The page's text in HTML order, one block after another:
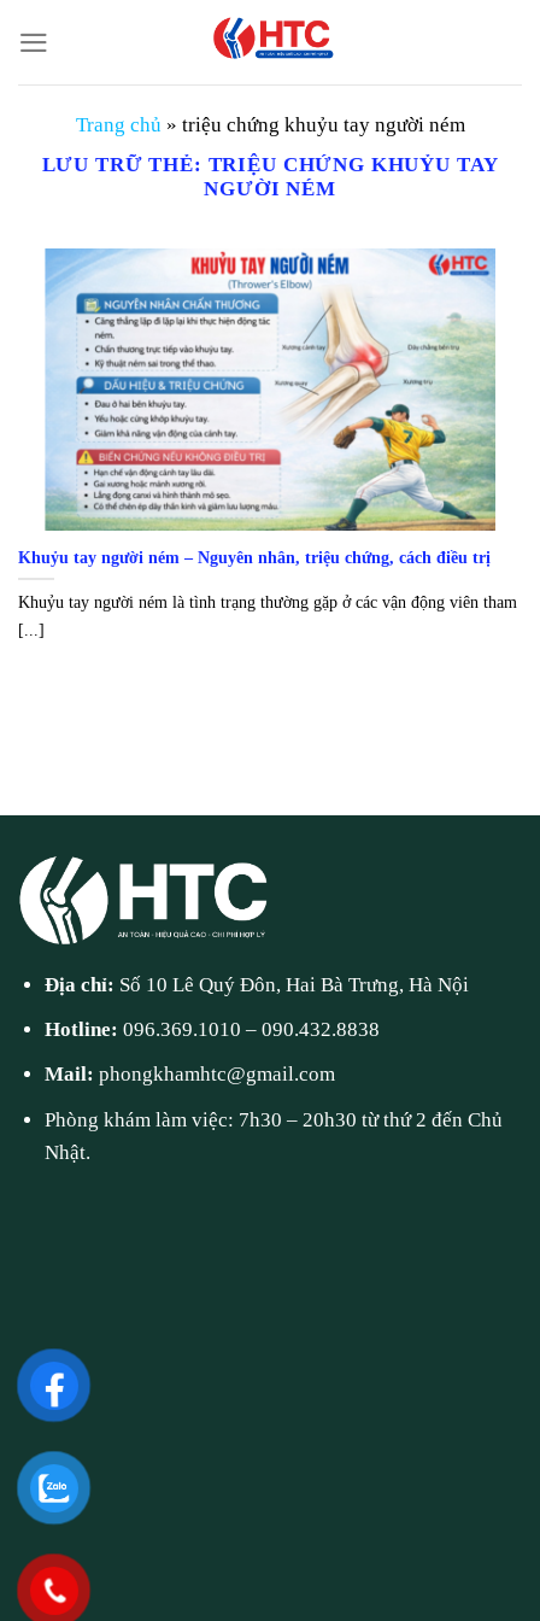
đến
nội
Trang chủ » triệu chứng khuỷu tay người ném
LƯU TRỮ THẺ: TRIỆU CHỨNG KHUỶU TAY
NGƯỜI NÉM
Khuỷu tay người ném – Nguyên nhân, triệu chứng, cách điều trị
Khuỷu tay người ném là tình trạng thường gặp ở các vận động viên tham
[...]
Địa chỉ: Số 10 Lê Quý Đôn, Hai Bà Trưng, Hà Nội
Hotline:096.369.1010 –090.432.8838
Mail:phongkhamhtc@gmail.com
Phòng khám làm việc: 7h30 – 20h30 từ thứ 2 đến Chủ
Nhật.